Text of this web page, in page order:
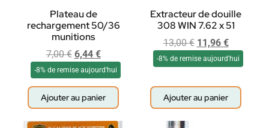
Plateau de
rechargement 50/36
munitions
7,00€ 6,44 €
-8% de remise aujourd'hui
Ajouter au panier
Extracteur de douille
308 WIN 7.62 x 51
13,00€ 11,96 €
-8% de remise aujourd'hui
Ajouter au panier